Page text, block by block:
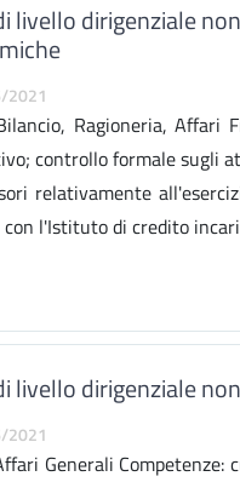
livello dirigenziale
2021
Ragioneria, Affari
controllo formale sugli
relativamente
l'Istituto di credito
livello dirigenziale
2021
Generali